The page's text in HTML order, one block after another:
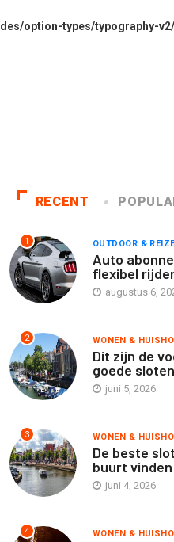
option-types/typography-
RECENT
1 OUTDOOR &
Auto
flexibel
augustus 6,
2 WONEN &
Dit zijn de
goede
juni 5, 2026
3 WONEN &
De beste
buurt
juni 4, 2026
4 WONEN &